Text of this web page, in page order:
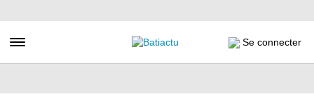
au
principal
Toggle navigation Se connecter